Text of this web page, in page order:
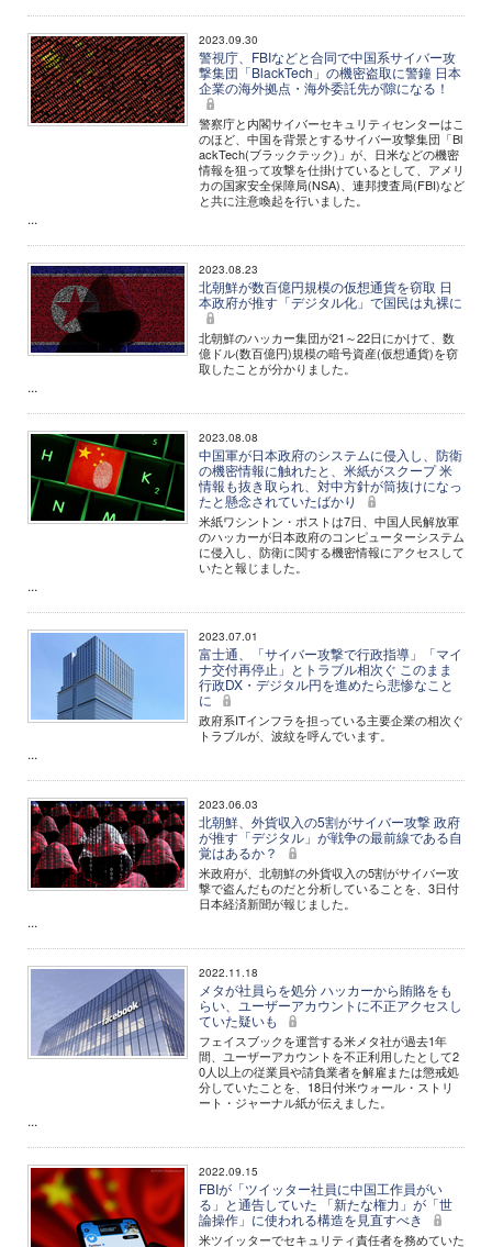
2023.09.30
警視庁、FBIなどと合同で中国系サイバー攻
撃集団「BlackTech」の機密盗取に警鐘 日本
企業の海外拠点・海外委託先が隙になる！
警察庁と内閣サイバーセキュリティセンターはこ
のほど、中国を背景とするサイバー攻撃集団「Bl
ackTech(ブラックテック)」が、日米などの機密
情報を狙って攻撃を仕掛けているとして、アメリ
カの国家安全保障局(NSA)、連邦捜査局(FBI)など
と共に注意喚起を行いました。
...
2023.08.23
北朝鮮が数百億円規模の仮想通貨を窃取 日
本政府が推す「デジタル化」で国民は丸裸に
北朝鮮のハッカー集団が21～22日にかけて、数
億ドル(数百億円)規模の暗号資産(仮想通貨)を窃
取したことが分かりました。
...
2023.08.08
中国軍が日本政府のシステムに侵入し、防衛
の機密情報に触れたと、米紙がスクープ 米
情報も抜き取られ、対中方針が筒抜けになっ
たと懸念されていたばかり
米紙ワシントン・ポストは7日、中国人民解放軍
のハッカーが日本政府のコンピューターシステム
に侵入し、防衛に関する機密情報にアクセスして
いたと報じました。
...
2023.07.01
富士通、「サイバー攻撃で行政指導」「マイ
ナ交付再停止」とトラブル相次ぐ このまま
行政DX・デジタル円を進めたら悲惨なこと
に
政府系ITインフラを担っている主要企業の相次ぐ
トラブルが、波紋を呼んでいます。
...
2023.06.03
北朝鮮、外貨収入の5割がサイバー攻撃 政府
が推す「デジタル」が戦争の最前線である自
覚はあるか？
米政府が、北朝鮮の外貨収入の5割がサイバー攻
撃で盗んだものだと分析していることを、3日付
日本経済新聞が報じました。
...
2022.11.18
メタが社員らを処分 ハッカーから賄賂をも
らい、ユーザーアカウントに不正アクセスし
ていた疑いも
フェイスブックを運営する米メタ社が過去1年
間、ユーザーアカウントを不正利用したとして2
0人以上の従業員や請負業者を解雇または懲戒処
分していたことを、18日付米ウォール・ストリ
ート・ジャーナル紙が伝えました。
...
2022.09.15
FBIが「ツイッター社員に中国工作員がい
る」と通告していた 「新たな権力」が「世
論操作」に使われる構造を見直すべき
米ツイッターでセキュリティ責任者を務めていた